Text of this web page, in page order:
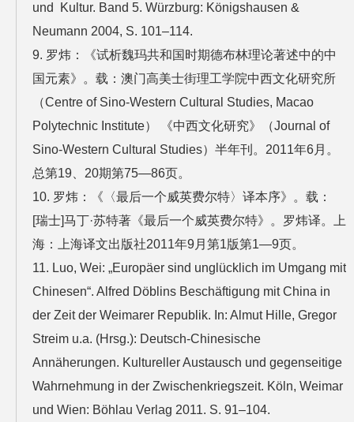
und Kultur. Band 5. Würzburg: Königshausen &
Neumann 2004, S. 101–114.
9. 罗炜：《试析魏玛共和国时期德布林理论著述中的中
国元素》。载：澳门高美士街理工学院中西文化研究所
（Centre of Sino-Western Cultural Studies, Macao
Polytechnic Institute） 《中西文化研究》（Journal of
Sino-Western Cultural Studies）半年刊。2011年6月。
总第19、20期第75—86页。
10. 罗炜：《〈最后一个威英费尔特〉译本序》。载：
[瑞士]马丁·苏特著《最后一个威英费尔特》。罗炜译。上
海：上海译文出版社2011年9月第1版第1—9页。
11. Luo, Wei: „Europäer sind unglücklich im Umgang mit
Chinesen“. Alfred Döblins Beschäftigung mit China in
der Zeit der Weimarer Republik. In: Almut Hille, Gregor
Streim u.a. (Hrsg.): Deutsch-Chinesische
Annäherungen. Kultureller Austausch und gegenseitige
Wahrnehmung in der Zwischenkriegszeit. Köln, Weimar
und Wien: Böhlau Verlag 2011. S. 91–104.